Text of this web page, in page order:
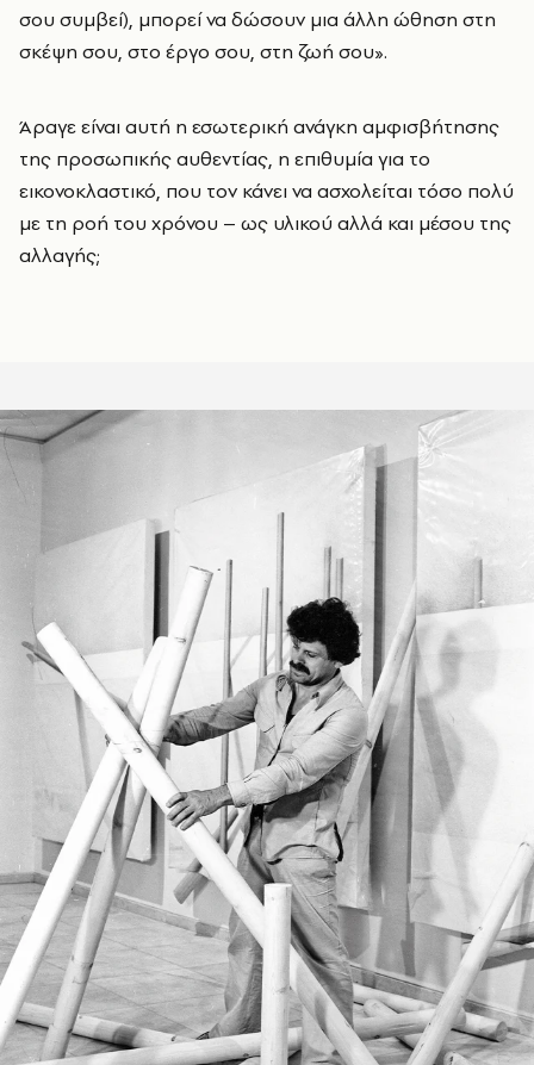
σου συμβεί), μπορεί να δώσουν μια άλλη ώθηση στη
σκέψη σου, στο έργο σου, στη ζωή σου».
Άραγε είναι αυτή η εσωτερική ανάγκη αμφισβήτησης
της προσωπικής αυθεντίας, η επιθυμία για το
εικονοκλαστικό, που τον κάνει να ασχολείται τόσο πολύ
με τη ροή του χρόνου – ως υλικού αλλά και μέσου της
αλλαγής;